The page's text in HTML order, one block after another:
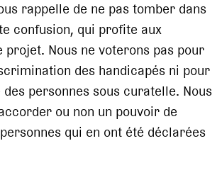
rappelle de ne pas tomber dans
confusion, qui profite aux
projet. Nous ne voterons pas pour
des handicapés ni pour
personnes sous curatelle. Nous
ou non un pouvoir de
qui en ont été déclarées